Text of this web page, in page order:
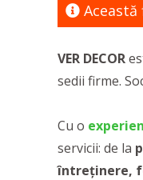
VER DECOR
sedii firme.
Cu o
servicii: de la
întreținere,